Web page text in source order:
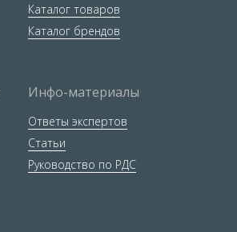
Каталог товаров
Каталог брендов
Инфо-материалы
Ответы экспертов
Статьи
Руководство по РДС